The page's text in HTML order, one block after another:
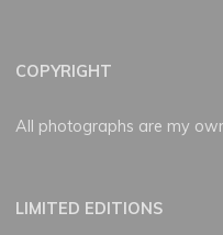
COPYRIGHT
All photographs are my
LIMITED EDITIONS